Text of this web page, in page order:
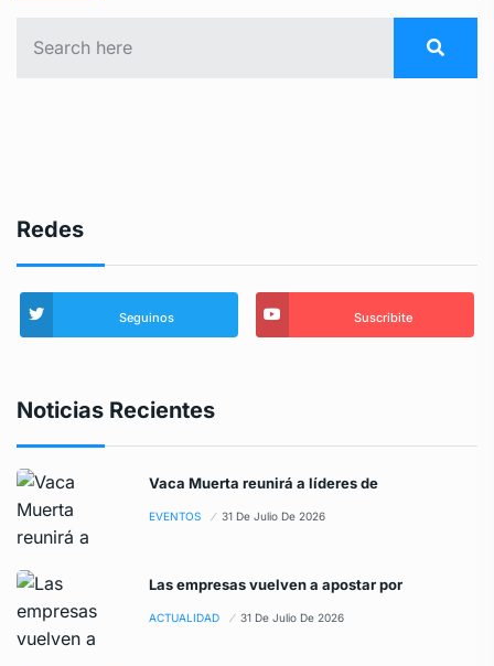
Redes
Seguinos Suscribite
Noticias Recientes
Vaca Muerta reunirá a líderes de
EVENTOS 31 De Julio De 2026
Las empresas vuelven a apostar por
ACTUALIDAD 31 De Julio De 2026